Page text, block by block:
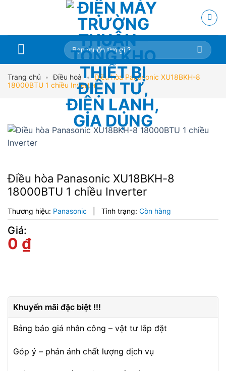
Tìm
kiếm:
Trang chủ • Điều hoà • Điều hòa Panasonic XU18BKH-8
18000BTU 1 chiều Inverter
Điều hòa Panasonic XU18BKH-8
18000BTU 1 chiều Inverter
Thương hiệu: Panasonic Tình trạng: Còn hàng
Giá:
0 ₫
Khuyến mãi đặc biệt !!!
Bảng báo giá nhân công – vật tư lắp đặt
Góp ý – phản ánh chất lượng dịch vụ